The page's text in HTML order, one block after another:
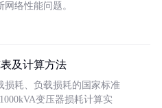
络性能问题。
及计算方法
损耗、负载损耗的国家标准
变压器损耗计算实